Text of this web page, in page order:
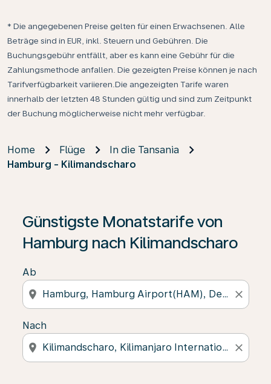
* Die angegebenen Preise gelten für einen Erwachsenen. Alle
Beträge sind in EUR, inkl. Steuern und Gebühren. Die
Buchungsgebühr entfällt, aber es kann eine Gebühr für die
Zahlungsmethode anfallen. Die gezeigten Preise können je nach
Tarifverfügbarkeit variieren.Die angezeigten Tarife waren
innerhalb der letzten 48 Stunden gültig und sind zum Zeitpunkt
der Buchung möglicherweise nicht mehr verfügbar.
Home Flüge
In die Tansania
Hamburg - Kilimandscharo
Günstigste Monatstarife von
Hamburg nach Kilimandscharo
Ab
location_on close
Nach
location_on close